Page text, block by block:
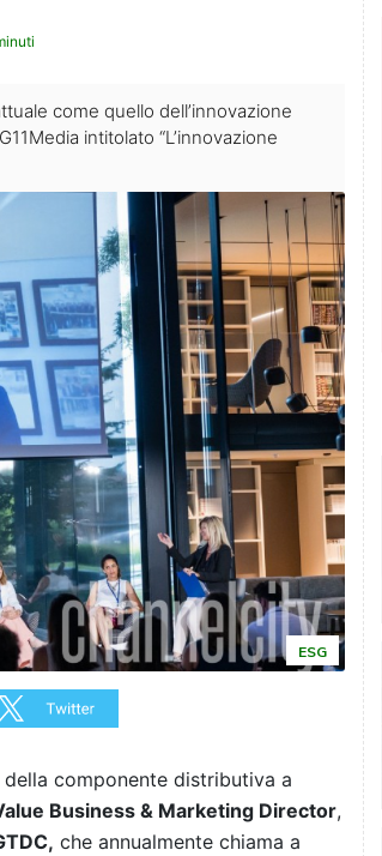
come quello dell’innovazione
intitolato “L’innovazione
ESG
componente distributiva a
Business & Marketing Director,
che annualmente chiama a